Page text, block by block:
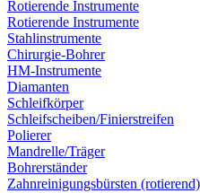
Rotierende Instrumente
Rotierende Instrumente
Stahlinstrumente
Chirurgie-Bohrer
HM-Instrumente
Diamanten
Schleifkörper
Schleifscheiben/Finierstreifen
Polierer
Mandrelle/Träger
Bohrerständer
Zahnreinigungsbürsten (rotierend)